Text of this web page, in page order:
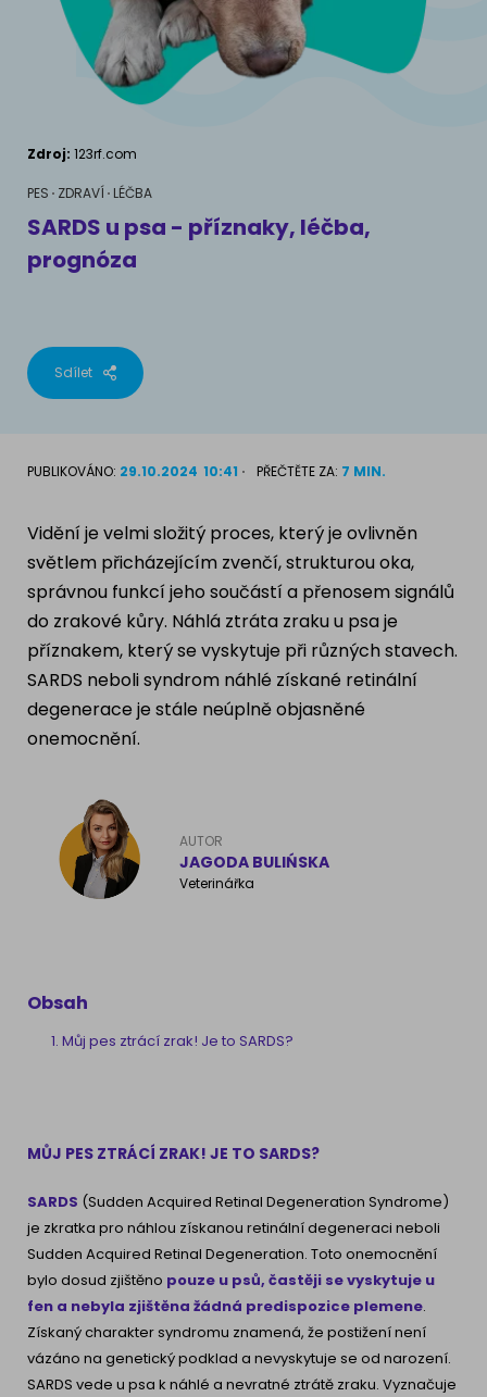
Pamlsky a doplňky stravy
VÝCHOVA PSA
Chování
Školení
MÁM PSA
Život se psem
Příslušenství pro psy
PLEMENA PSŮ
Francouzský buldog
Dalmatín
Zlatý retrívr
Německý ovčák
Atlas psů
Výživové poradenství
Pamlsky a doplňky stravy
MÁM KOČKU
Jak rozumět kočce
Život s kočkou
Školení
Příslušenství pro kočky
PLEMENA KOČEK
Britská krátkosrstá kočka
Bengálská kočka
Kanadský Sphynx
AKVARIJNÍ RYBY
Zdroj: 123rf.com
PES ZDRAVÍ LÉČBA
SARDS u psa - příznaky, léčba,
prognóza
Sdílet
PUBLIKOVÁNO: 29.10.2024 10:41 PŘEČTĚTE ZA: 7 MIN.
Vidění je velmi složitý proces, který je ovlivněn
světlem přicházejícím zvenčí, strukturou oka,
správnou funkcí jeho součástí a přenosem signálů
do zrakové kůry. Náhlá ztráta zraku u psa je
příznakem, který se vyskytuje při různých stavech.
SARDS neboli syndrom náhlé získané retinální
degenerace je stále neúplně objasněné
onemocnění.
AUTOR
JAGODA BULIŃSKA
Veterinářka
Obsah
Můj pes ztrácí zrak! Je to SARDS?
MŮJ PES ZTRÁCÍ ZRAK! JE TO SARDS?
SARDS (Sudden Acquired Retinal Degeneration Syndrome)
je zkratka pro náhlou získanou retinální degeneraci neboli
Sudden Acquired Retinal Degeneration. Toto onemocnění
bylo dosud zjištěno pouze u psů, častěji se vyskytuje u
fen a nebyla zjištěna žádná predispozice plemene.
Získaný charakter syndromu znamená, že postižení není
vázáno na genetický podklad a nevyskytuje se od narození.
SARDS vede u psa k náhlé a nevratné ztrátě zraku. Vyznačuje